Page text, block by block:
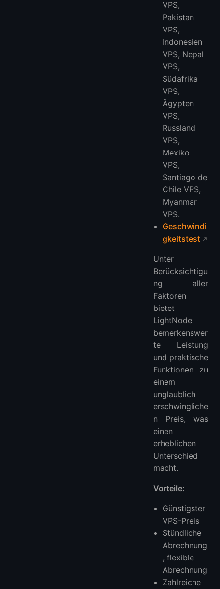
VPS,
Pakistan
VPS,
Indonesien
VPS, Nepal
VPS,
Südafrika
VPS,
Ägypten
VPS,
Russland
VPS,
Mexiko
VPS,
Santiago de
Chile VPS,
Myanmar
VPS.
Geschwindi
gkeitstest
Unter
Berücksichtigu
ng aller
Faktoren
bietet
LightNode
bemerkenswer
te Leistung
und praktische
Funktionen zu
einem
unglaublich
erschwingliche
n Preis, was
einen
erheblichen
Unterschied
macht.
Vorteile:
Günstigster
VPS-Preis
Stündliche
Abrechnung
, flexible
Abrechnung
Zahlreiche